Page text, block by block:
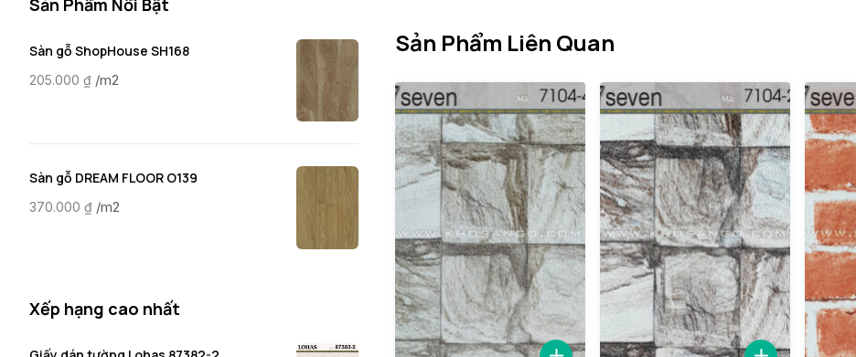
Sản Phẩm Liên Quan
Sàn gỗ ShopHouse SH168
205.000 ₫ /m2
Sàn gỗ DREAM FLOOR O139
370.000 ₫ /m2
Xếp hạng cao nhất